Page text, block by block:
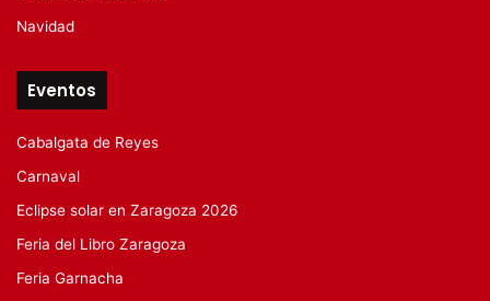
Navidad
Eventos
Cabalgata de Reyes
Carnaval
Eclipse solar en Zaragoza 2026
Feria del Libro Zaragoza
Feria Garnacha